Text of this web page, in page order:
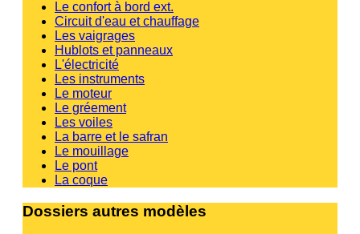
Le confort à bord ext.
Circuit d'eau et chauffage
Les vaigrages
Hublots et panneaux
L'électricité
Les instruments
Le moteur
Le gréement
Les voiles
La barre et le safran
Le mouillage
Le pont
La coque
Dossiers autres modèles